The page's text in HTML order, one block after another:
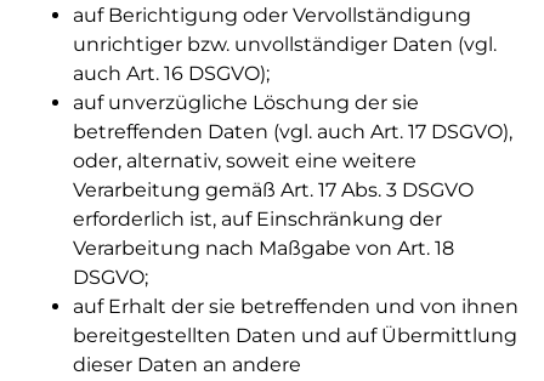
auf Berichtigung oder Vervollständigung
unrichtiger bzw. unvollständiger Daten (vgl.
auch Art. 16 DSGVO);
auf unverzügliche Löschung der sie
betreffenden Daten (vgl. auch Art. 17 DSGVO),
oder, alternativ, soweit eine weitere
Verarbeitung gemäß Art. 17 Abs. 3 DSGVO
erforderlich ist, auf Einschränkung der
Verarbeitung nach Maßgabe von Art. 18
DSGVO;
auf Erhalt der sie betreffenden und von ihnen
bereitgestellten Daten und auf Übermittlung
dieser Daten an andere